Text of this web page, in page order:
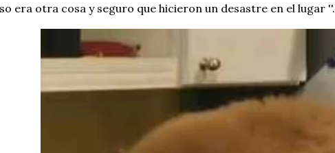
era otra cosa y seguro que hicieron un desastre en el lugar ''.